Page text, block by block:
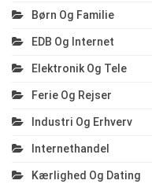
Børn Og Familie
EDB Og Internet
Elektronik Og Tele
Ferie Og Rejser
Industri Og Erhverv
Internethandel
Kærlighed Og Dating